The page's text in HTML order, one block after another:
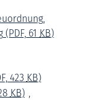
(PDF, 61 KB)
423 KB)
KB) ,